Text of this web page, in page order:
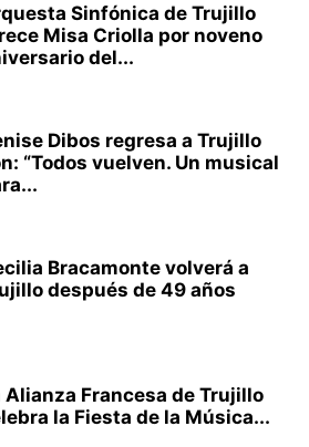
Sinfónica de Trujillo
Misa Criolla por noveno
del...
Dibos regresa a Trujillo
“Todos vuelven. Un musical
Bracamonte volverá a
después de 49 años
Alianza Francesa de Trujillo
la Fiesta de la Música...